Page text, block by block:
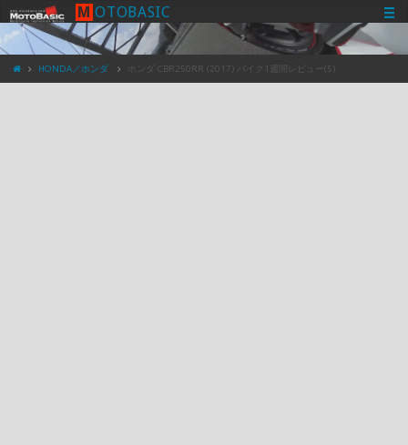
M OTOBASIC
HONDA／ホンダ ホンダ CBR250RR (2017) バイク1週間レビュー(5)